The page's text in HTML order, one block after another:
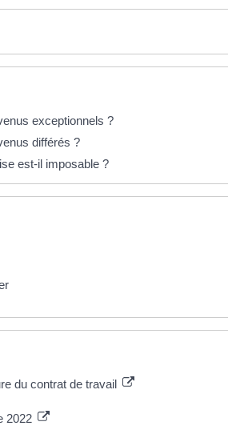
exceptionnels ?
différés ?
est-il imposable ?
du contrat de travail
2022